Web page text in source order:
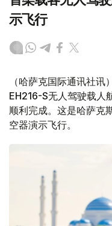
示飞行
（哈萨克国际通讯社讯
EH216-S无人驾驶载人
顺利完成。这是哈萨克
空器演示飞行。